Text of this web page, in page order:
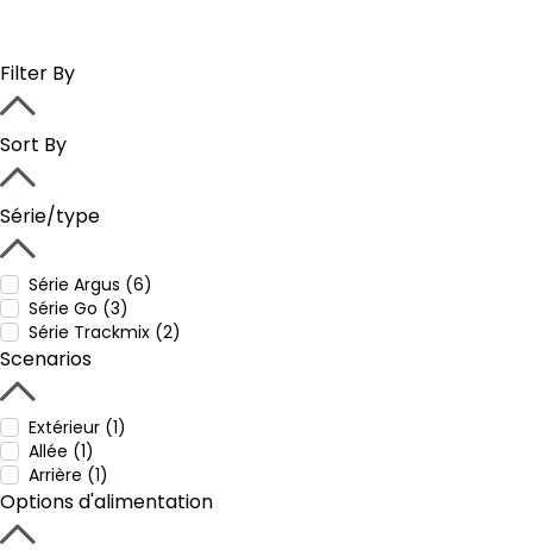
Filter By
Sort By
Série/type
Série Argus (6)
Série Go (3)
Série Trackmix (2)
Scenarios
Extérieur (1)
Allée (1)
Arrière (1)
Options d'alimentation